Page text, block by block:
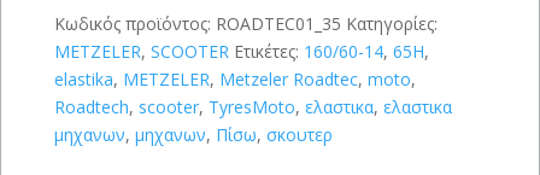
14
(65H)
ποσότητα
Κωδικός προϊόντος: ROADTEC01_35 Κατηγορίες:
METZELER, SCOOTER Ετικέτες: 160/60-14, 65H,
elastika, METZELER, Metzeler Roadtec, moto,
Roadtech, scooter, TyresMoto, ελαστικα, ελαστικα
μηχανων, μηχανων, Πίσω, σκουτερ